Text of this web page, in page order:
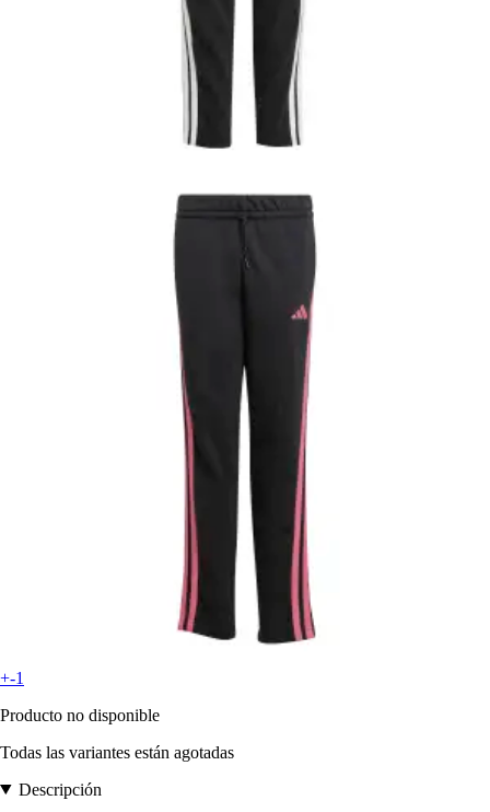
+-1
Producto no disponible
Todas las variantes están agotadas
Descripción